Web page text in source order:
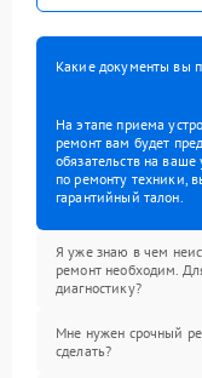
Какие документы вы
На этапе приема
ремонт вам будет
обязательств на ваше
по ремонту техники,
гарантийный талон.
Я уже знаю в чем
ремонт необходим.
диагностику?
Мне нужен срочный
сделать?